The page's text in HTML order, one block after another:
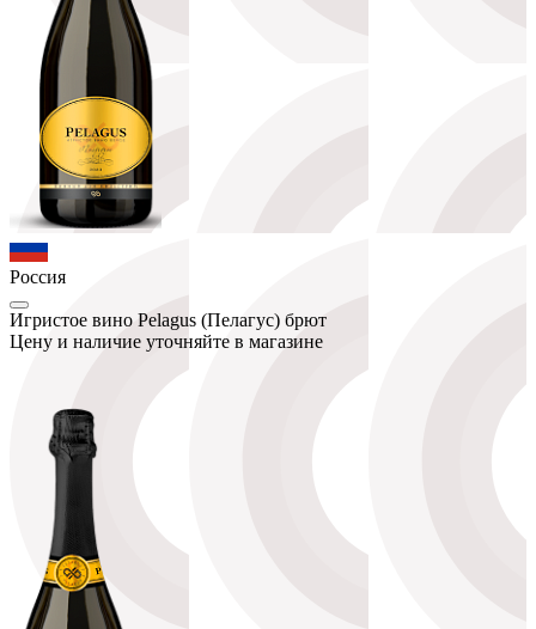
Россия
Игристое вино Pelagus (Пелагус) брют
Цену и наличие уточняйте в магазине